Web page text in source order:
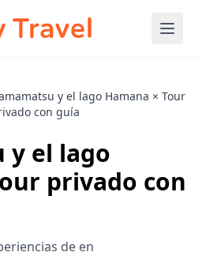
y el lago Hamana × Tour
con guía
y el lago
privado con
de en